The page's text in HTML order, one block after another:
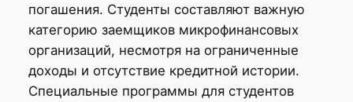
погашения. Студенты составляют важную
категорию заемщиков микрофинансовых
организаций, несмотря на ограниченные
доходы и отсутствие кредитной истории.
Специальные программы для студентов